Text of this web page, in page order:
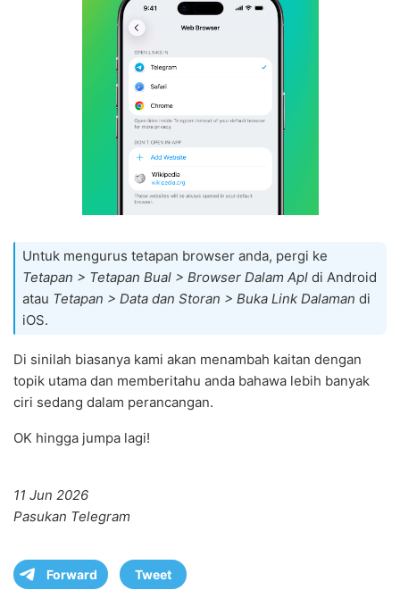
Untuk mengurus tetapan browser anda, pergi ke
Tetapan > Tetapan Bual > Browser Dalam Apl di Android
atau Tetapan > Data dan Storan > Buka Link Dalaman di
iOS.
Di sinilah biasanya kami akan menambah kaitan dengan
topik utama dan memberitahu anda bahawa lebih banyak
ciri sedang dalam perancangan.
OK hingga jumpa lagi!
11 Jun 2026
Pasukan Telegram
Forward Tweet